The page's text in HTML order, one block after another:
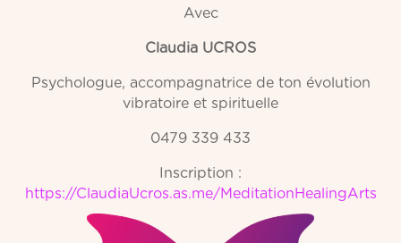
Avec
Claudia UCROS
Psychologue, accompagnatrice de ton évolution
vibratoire et spirituelle
0479 339 433
Inscription :
https://ClaudiaUcros.as.me/MeditationHealingArts